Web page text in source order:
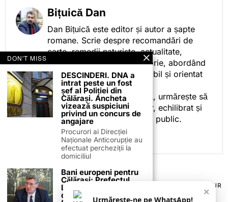
Bițuică Dan
Dan Bițuică este editor și autor a șapte
romane. Scrie despre recomandări de
carte, remedii naturiste, actualitate,
cotidian politic, sport și istorie, abordând
subiectele într-un stil accesibil și orientat
spre informare.
Prin activitatea sa editorială, urmărește să
ofere cititorilor conținut clar, echilibrat și
relevant, adaptat interesului public.
TERMENI ȘI CONDIȚII
POLITICA DE ANULARE & RETUR
PUBLICITATE ONLINE & TIPĂRITĂ
CONTACT
×
Urmărește-ne pe WhatsApp!
DON'T MISS
DESCINDERI. DNA a
intrat peste un fost
șef al Poliției din
Călărași. Ancheta
vizează suspiciuni
privind un concurs de
angajare
Procurori ai Direcției
Naționale Anticorupție au
efectuat percheziții la
domiciliul
Bani europeni pentru
Călărași: Prefectul
Laurențiu State anunță
colaborarea cu ADR